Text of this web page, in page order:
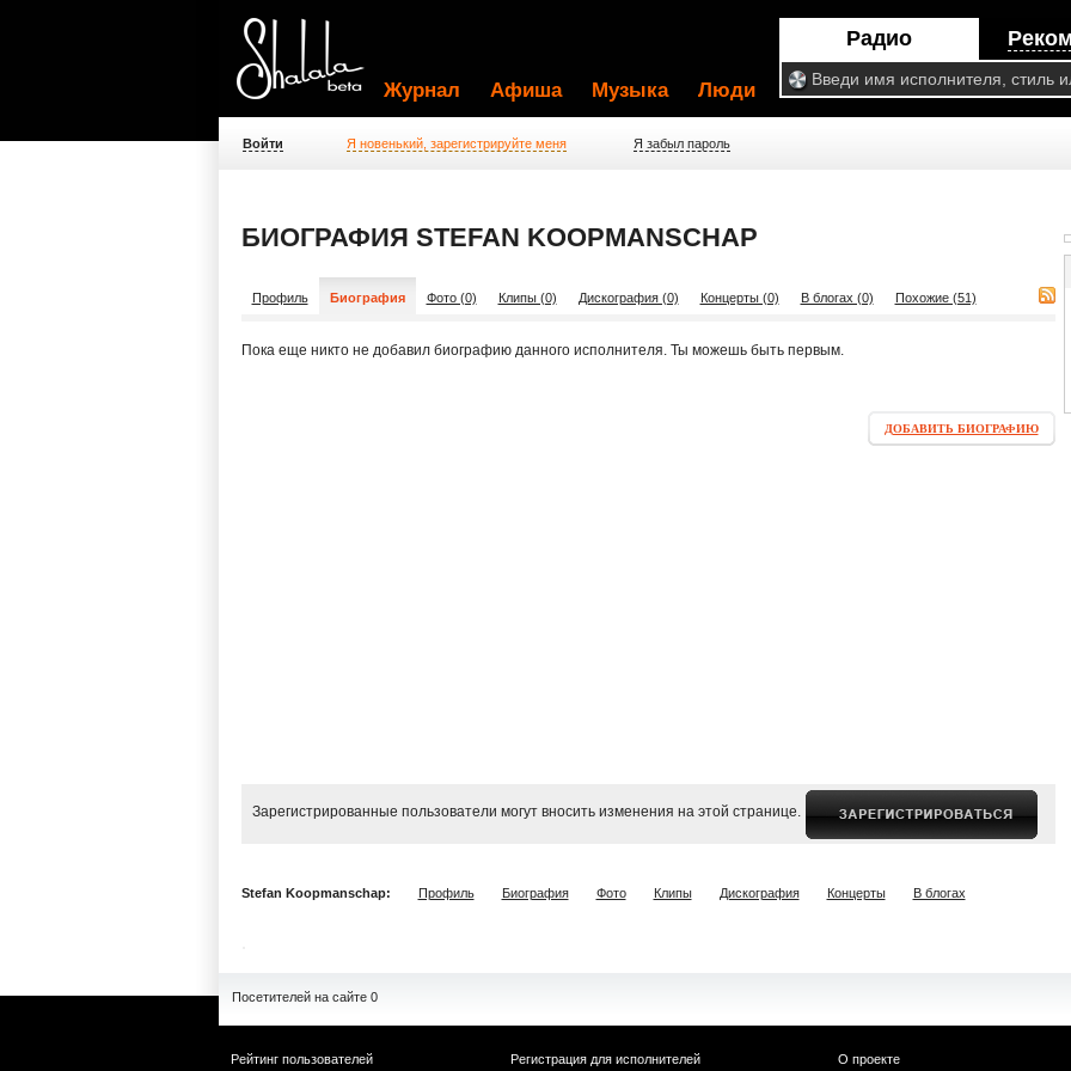
Радио
Журнал Афиша Музыка Люди
Войти Я новенький, зарегистрируйте меня Я забыл пароль
БИОГРАФИЯ STEFAN KOOPMANSCHAP
Профиль Биография Фото (0) Клипы (0) Дискография (0) Концерты (0) В блогах (0) Похожие (51)
Пока еще никто не добавил биографию данного исполнителя. Ты можешь быть первым.
ДОБАВИТЬ БИОГРАФИЮ
Зарегистрированные пользователи могут вносить изменения на этой странице.
Stefan Koopmanschap: Профиль Биография Фото Клипы Дискография Концерты В блогах
Посетителей на сайте 0
Рейтинг пользователей
Регистрация для исполнителей
О проекте